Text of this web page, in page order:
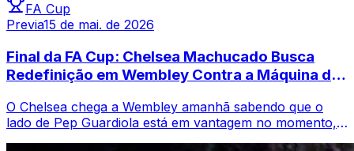
FA Cup
Previa15 de mai. de 2026
Final da FA Cup: Chelsea Machucado Busca
Redefinição em Wembley Contra a Máquina de
O Chelsea chega a Wembley amanhã sabendo que o
lado de Pep Guardiola está em vantagem no momento,